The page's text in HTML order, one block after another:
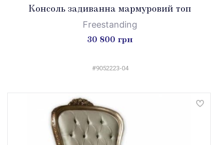
Консоль задиванна мармуровий топ
Freestanding
30 800 грн
#9052223-04